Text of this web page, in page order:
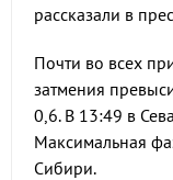
рассказали в
Почти во всех
затмения
0,6. В 13:49 в
Максимальная
Сибири.